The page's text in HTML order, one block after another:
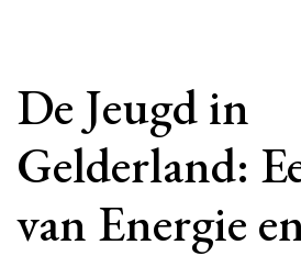
De Jeugd in
Gelderland:
van Energie